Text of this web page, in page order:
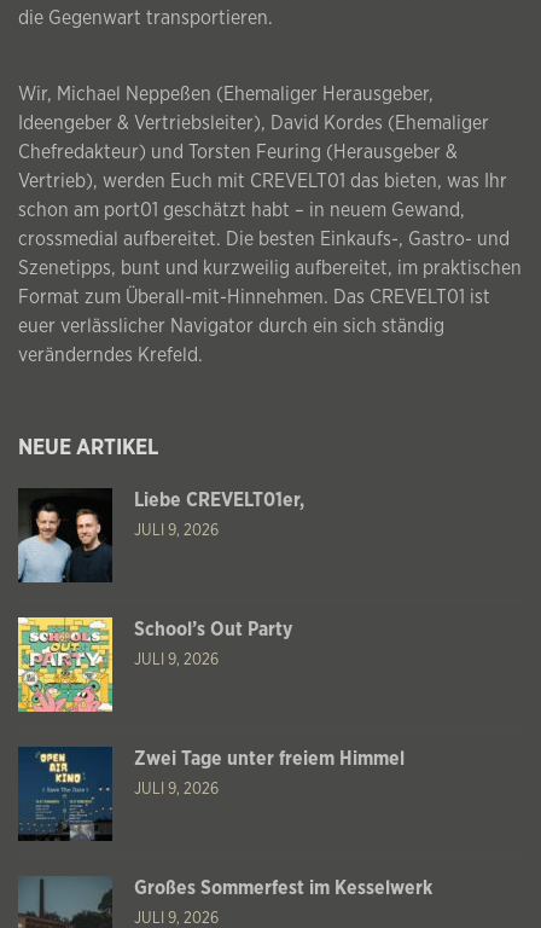
die Gegenwart transportieren.
Wir, Michael Neppeßen (Ehemaliger Herausgeber,
Ideengeber & Vertriebsleiter), David Kordes (Ehemaliger
Chefredakteur) und Torsten Feuring (Herausgeber &
Vertrieb), werden Euch mit CREVELT01 das bieten, was Ihr
schon am port01 geschätzt habt – in neuem Gewand,
crossmedial aufbereitet. Die besten Einkaufs-, Gastro- und
Szenetipps, bunt und kurzweilig aufbereitet, im praktischen
Format zum Überall-mit-Hinnehmen. Das CREVELT01 ist
euer verlässlicher Navigator durch ein sich ständig
veränderndes Krefeld.
NEUE ARTIKEL
Liebe CREVELT01er,
JULI 9, 2026
School’s Out Party
JULI 9, 2026
Zwei Tage unter freiem Himmel
JULI 9, 2026
Großes Sommerfest im Kesselwerk
JULI 9, 2026